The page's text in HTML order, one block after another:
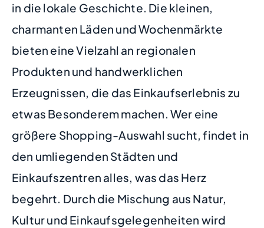
in die lokale Geschichte. Die kleinen,
charmanten Läden und Wochenmärkte
bieten eine Vielzahl an regionalen
Produkten und handwerklichen
Erzeugnissen, die das Einkaufserlebnis zu
etwas Besonderem machen. Wer eine
größere Shopping-Auswahl sucht, findet in
den umliegenden Städten und
Einkaufszentren alles, was das Herz
begehrt. Durch die Mischung aus Natur,
Kultur und Einkaufsgelegenheiten wird